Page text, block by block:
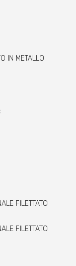
IN METALLO
FILETTATO
FILETTATO